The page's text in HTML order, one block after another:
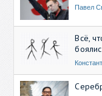
Павел
Всё,